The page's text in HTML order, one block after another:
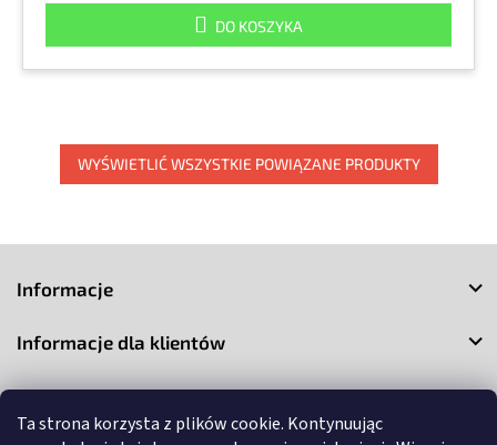
Ta strona korzysta z plików cookie. Kontynuując
DO KOSZYKA
WYŚWIETLIĆ WSZYSTKIE POWIĄZANE PRODUKTY
Informacje
Informacje dla klientów
Kontakt